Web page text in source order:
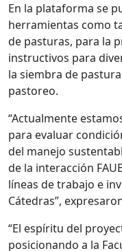
En la plataforma se
herramientas como
de pasturas, para la
instructivos para
la siembra de
pastoreo.
“Actualmente
para evaluar
del manejo
de la interacción
líneas de trabajo e
Cátedras”,
“El espíritu del
posicionando a la